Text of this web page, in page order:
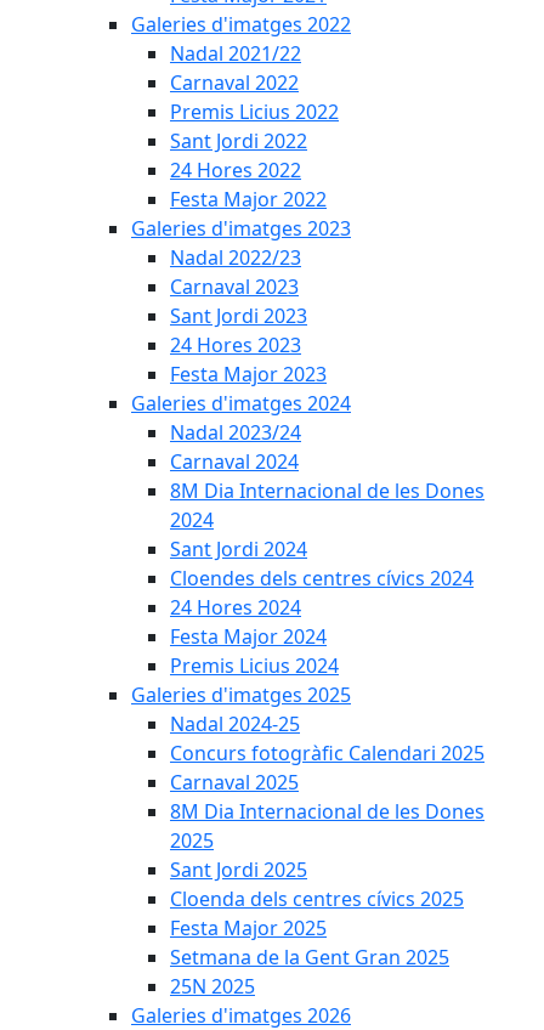
Galeries d'imatges 2022
Nadal 2021/22
Carnaval 2022
Premis Licius 2022
Sant Jordi 2022
24 Hores 2022
Festa Major 2022
Galeries d'imatges 2023
Nadal 2022/23
Carnaval 2023
Sant Jordi 2023
24 Hores 2023
Festa Major 2023
Galeries d'imatges 2024
Nadal 2023/24
Carnaval 2024
8M Dia Internacional de les Dones
2024
Sant Jordi 2024
Cloendes dels centres cívics 2024
24 Hores 2024
Festa Major 2024
Premis Licius 2024
Galeries d'imatges 2025
Nadal 2024-25
Concurs fotogràfic Calendari 2025
Carnaval 2025
8M Dia Internacional de les Dones
2025
Sant Jordi 2025
Cloenda dels centres cívics 2025
Festa Major 2025
Setmana de la Gent Gran 2025
25N 2025
Galeries d'imatges 2026